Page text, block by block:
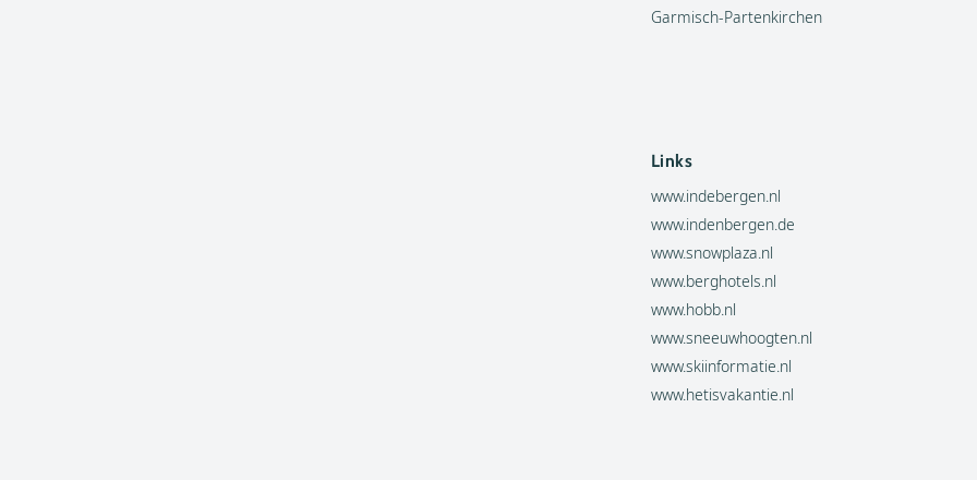
Garmisch-Partenkirchen
Links
www.indebergen.nl
www.indenbergen.de
www.snowplaza.nl
www.berghotels.nl
www.hobb.nl
www.sneeuwhoogten.nl
www.skiinformatie.nl
www.hetisvakantie.nl